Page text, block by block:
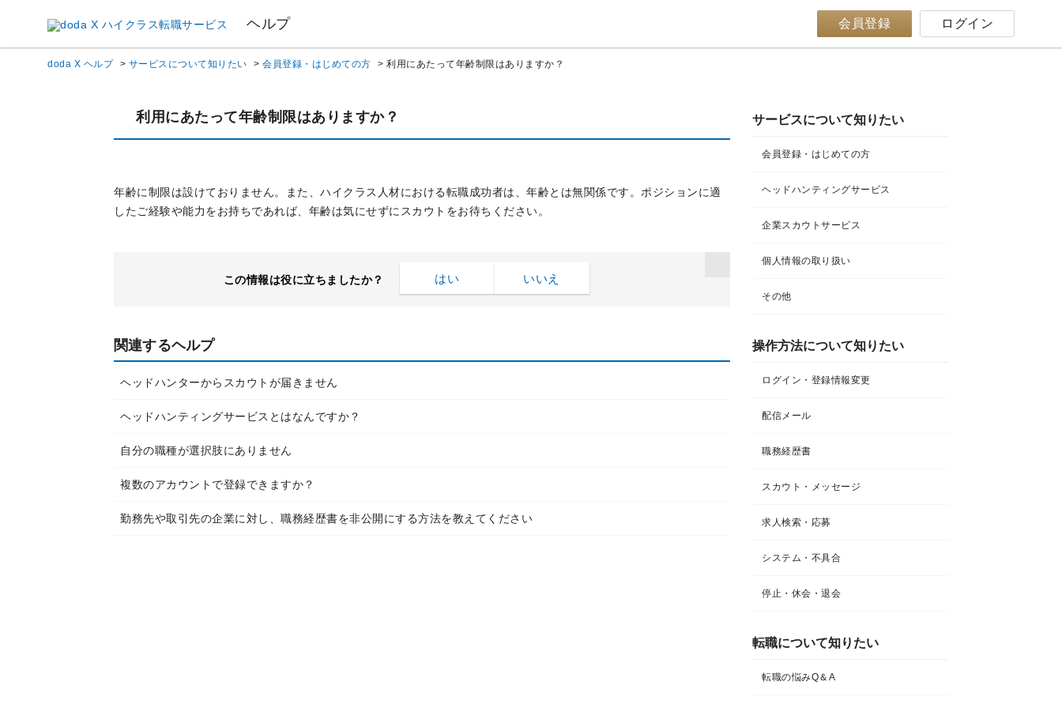
ヘルプ 会員登録 ログイン
doda X ヘルプ > サービスについて知りたい > 会員登録・はじめての方 > 利用にあたって年齢制限はありますか？
サービスについて知りたい
会員登録・はじめての方
ヘッドハンティングサービス
企業スカウトサービス
個人情報の取り扱い
その他
操作方法について知りたい
ログイン・登録情報変更
配信メール
職務経歴書
スカウト・メッセージ
求人検索・応募
システム・不具合
停止・休会・退会
転職について知りたい​
転職の悩みQ＆A​
利用にあたって年齢制限はありますか？
年齢に制限は設けておりません。また、ハイクラス人材における転職成功者は、年齢とは無関係です。ポジションに適
したご経験や能力をお持ちであれば、年齢は気にせずにスカウトをお待ちください。
この情報は役に立ちましたか？ はい いいえ
関連するヘルプ
ヘッドハンターからスカウトが届きません
ヘッドハンティングサービスとはなんですか？
自分の職種が選択肢にありません
複数のアカウントで登録できますか？
勤務先や取引先の企業に対し、職務経歴書を非公開にする方法を教えてください